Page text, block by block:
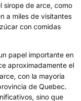
sirope de arce, como
a miles de visitantes
con comidas
papel importante en
aproximadamente el
con la mayoría
de Quebec.
sino que